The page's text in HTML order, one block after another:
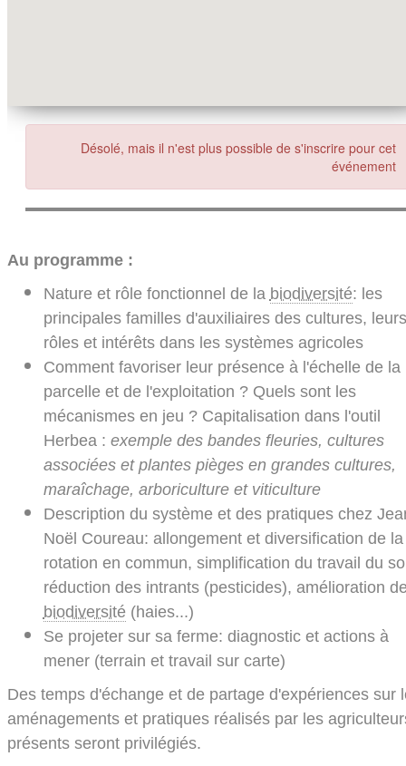
Désolé, mais il n'est plus possible de s'inscrire pour cet
événement
Au programme :
Nature et rôle fonctionnel de la biodiversité: les
principales familles d'auxiliaires des cultures, leurs
rôles et intérêts dans les systèmes agricoles
Comment favoriser leur présence à l'échelle de la
parcelle et de l'exploitation ? Quels sont les
mécanismes en jeu ? Capitalisation dans l'outil
Herbea : exemple des bandes fleuries, cultures
associées et plantes pièges en grandes cultures,
maraîchage, arboriculture et viticulture
Description du système et des pratiques chez
Noël Coureau: allongement et diversification de la
rotation en commun, simplification du travail du
réduction des intrants (pesticides), amélioration
biodiversité(haies...)
Se projeter sur sa ferme: diagnostic et actions à
mener (terrain et travail sur carte)
Des temps d'échange et de partage d'expériences sur
aménagements et pratiques réalisés par les
présents seront privilégiés.